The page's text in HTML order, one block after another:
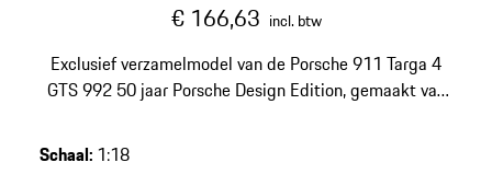
€ 166,63 incl. btw
Exclusief verzamelmodel van de Porsche 911 Targa 4
GTS 992 50 jaar Porsche Design Edition, gemaakt van
Schaal: 1:18